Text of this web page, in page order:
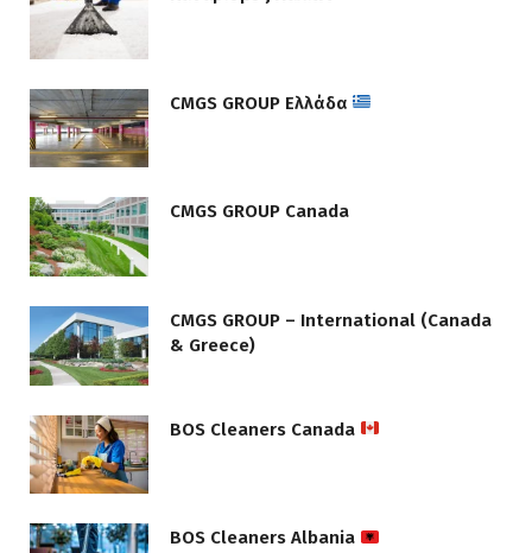
CMGS GROUP Ελλάδα
CMGS GROUP Canada
CMGS GROUP – International (Canada
& Greece)
BOS Cleaners Canada
BOS Cleaners Albania